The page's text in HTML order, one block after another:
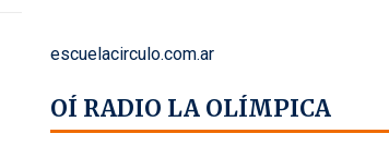
escuelacirculo.com.ar
OÍ RADIO LA OLÍMPICA